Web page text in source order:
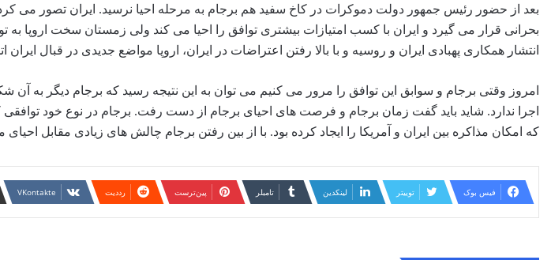
بعد از حضور رئیس جمهور دولت دموکرات در کاخ سفید هم برجام به مرحله احیا نرسید. ایران تصور می
بحرانی قرار می گیرد و ایران با کسب امتیازات بیشتری توافق را احیا می کند ولی زمستان سخت اروپا
انتشار همکاری پهبادی ایران و روسیه و با بالا رفتن اعتراضات در ایران، اروپا مواضع جدیدی در قبال ایران
اجرا ندارد. شاید باید گفت زمان برجام و فرصت های احیای برجام از دست رفت. برجام در نوع خود توافقی
که امکان مذاکره بین ایران و آمریکا را ایجاد کرده بود. با از بین رفتن برجام چالش های زیادی مقابل
فیس بوک توییتر لینکدین ‫تامبلر ‫پین‌ترست ‫رددیت ‫VKontakte